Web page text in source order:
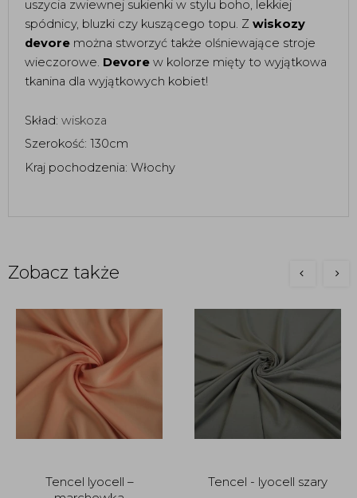
uszycia zwiewnej sukienki w stylu boho, lekkiej
spódnicy, bluzki czy kuszącego topu. Z wiskozy
devore można stworzyć także olśniewające stroje
wieczorowe. Devore w kolorze mięty to wyjątkowa
tkanina dla wyjątkowych kobiet!
Skład: wiskoza
Szerokość: 130cm
Kraj pochodzenia: Włochy
Zobacz także
Tencel lyocell –
Tencel - lyocell szary